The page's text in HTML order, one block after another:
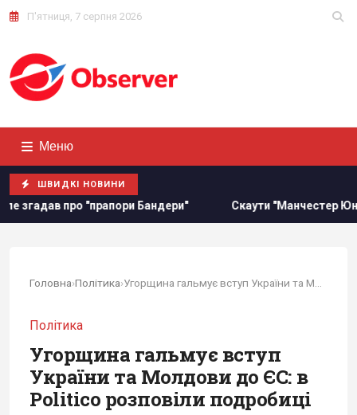
П'ятниця, 7 серпня 2026
Меню
ШВИДКІ НОВИНИ
Бандери" Скаути "Манчестер Юнайтед" та
Головна›Політика›
Політика
Угорщина гальмує вступ
України та Молдови до ЄС: в
Politico розповіли подробиці